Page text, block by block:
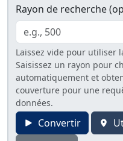
Rayon de recherche
Laissez vide pour utiliser
Saisissez un rayon pour
automatiquement et
couverture pour une
données.
Convertir